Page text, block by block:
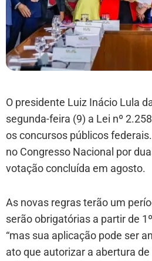
O presidente Luiz Inácio Lula
segunda-feira (9) a Lei nº
os concursos públicos
no Congresso Nacional por
votação concluída em agosto.
As novas regras terão um
serão obrigatórias a partir de
“mas sua aplicação pode ser
ato que autorizar a abertura